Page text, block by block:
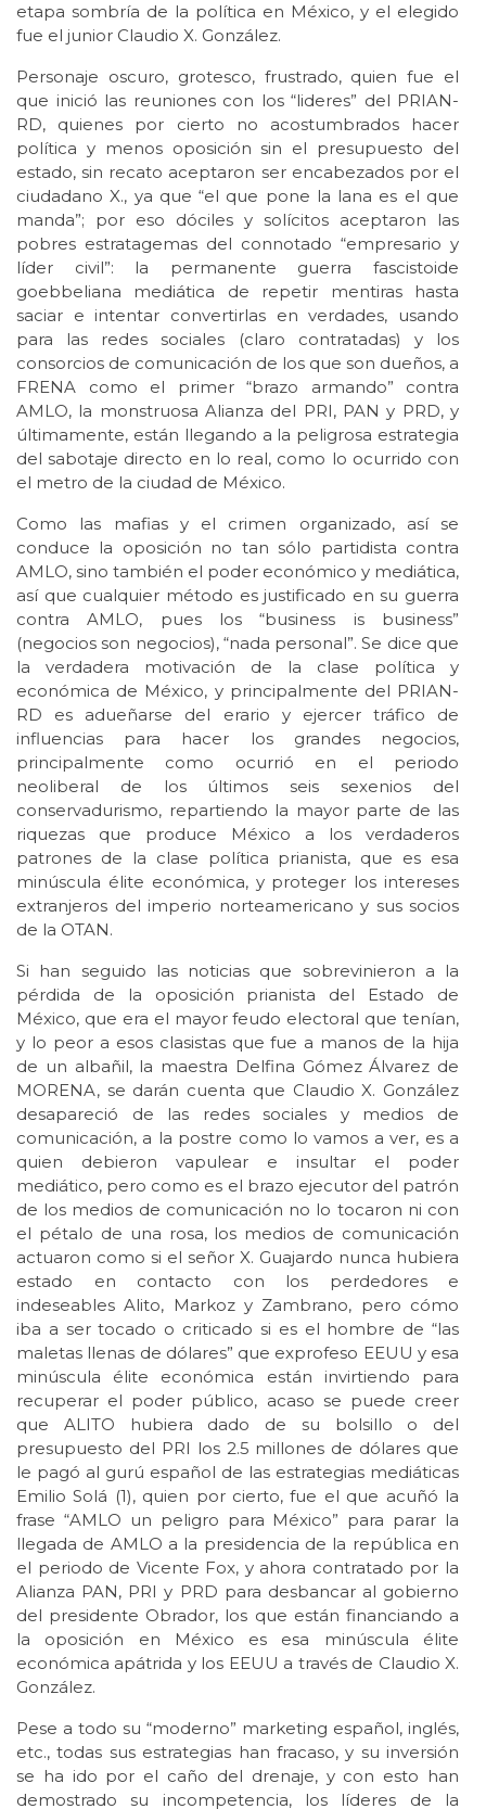
etapa sombría de la política en México, y el elegido
fue el junior Claudio X. González.
Personaje oscuro, grotesco, frustrado, quien fue el
que inició las reuniones con los “lideres” del PRIAN-
RD, quienes por cierto no acostumbrados hacer
política y menos oposición sin el presupuesto del
estado, sin recato aceptaron ser encabezados por el
ciudadano X., ya que “el que pone la lana es el que
manda”; por eso dóciles y solícitos aceptaron las
pobres estratagemas del connotado “empresario y
líder civil”: la permanente guerra fascistoide
goebbeliana mediática de repetir mentiras hasta
saciar e intentar convertirlas en verdades, usando
para las redes sociales (claro contratadas) y los
consorcios de comunicación de los que son dueños, a
FRENA como el primer “brazo armando” contra
AMLO, la monstruosa Alianza del PRI, PAN y PRD, y
últimamente, están llegando a la peligrosa estrategia
del sabotaje directo en lo real, como lo ocurrido con
el metro de la ciudad de México.
Como las mafias y el crimen organizado, así se
conduce la oposición no tan sólo partidista contra
AMLO, sino también el poder económico y mediática,
así que cualquier método es justificado en su guerra
contra AMLO, pues los “business is business”
(negocios son negocios), “nada personal”. Se dice que
la verdadera motivación de la clase política y
económica de México, y principalmente del PRIAN-
RD es adueñarse del erario y ejercer tráfico de
influencias para hacer los grandes negocios,
principalmente como ocurrió en el periodo
neoliberal de los últimos seis sexenios del
conservadurismo, repartiendo la mayor parte de las
riquezas que produce México a los verdaderos
patrones de la clase política prianista, que es esa
minúscula élite económica, y proteger los intereses
extranjeros del imperio norteamericano y sus socios
de la OTAN.
Si han seguido las noticias que sobrevinieron a la
pérdida de la oposición prianista del Estado de
México, que era el mayor feudo electoral que tenían,
y lo peor a esos clasistas que fue a manos de la hija
de un albañil, la maestra Delfina Gómez Álvarez de
MORENA, se darán cuenta que Claudio X. González
desapareció de las redes sociales y medios de
comunicación, a la postre como lo vamos a ver, es a
quien debieron vapulear e insultar el poder
mediático, pero como es el brazo ejecutor del patrón
de los medios de comunicación no lo tocaron ni con
el pétalo de una rosa, los medios de comunicación
actuaron como si el señor X. Guajardo nunca hubiera
estado en contacto con los perdedores e
indeseables Alito, Markoz y Zambrano, pero cómo
iba a ser tocado o criticado si es el hombre de “las
maletas llenas de dólares” que exprofeso EEUU y esa
minúscula élite económica están invirtiendo para
recuperar el poder público, acaso se puede creer
que ALITO hubiera dado de su bolsillo o del
presupuesto del PRI los 2.5 millones de dólares que
le pagó al gurú español de las estrategias mediáticas
Emilio Solá (1), quien por cierto, fue el que acuñó la
frase “AMLO un peligro para México” para parar la
llegada de AMLO a la presidencia de la república en
el periodo de Vicente Fox, y ahora contratado por la
Alianza PAN, PRI y PRD para desbancar al gobierno
del presidente Obrador, los que están financiando a
la oposición en México es esa minúscula élite
económica apátrida y los EEUU a través de Claudio X.
González.
Pese a todo su “moderno” marketing español, inglés,
etc., todas sus estrategias han fracaso, y su inversión
se ha ido por el caño del drenaje, y con esto han
demostrado su incompetencia, los líderes de la